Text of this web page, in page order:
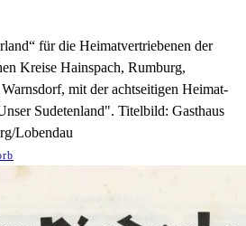
für die Heimatvertriebenen der
Kreise Hainspach, Rumburg,
mit der achtseitigen Heimat-
Sudetenland". Titelbild: Gasthaus
Lobendau